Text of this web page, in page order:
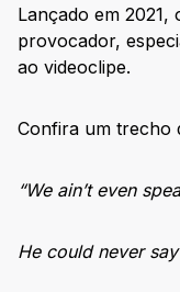
Lançado em 2021,
provocador,
ao videoclipe.
Confira um trecho
“We ain’t even
He could never